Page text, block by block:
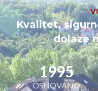
Kvalitet,
dolaze
1995
OSNOVANO